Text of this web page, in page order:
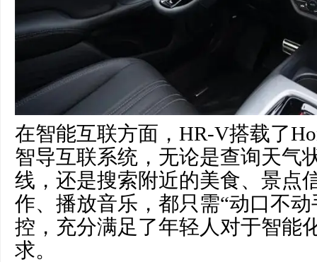
在智能互联方面，HR-V搭载了
智导互联系统，无论是查询天气
线，还是搜索附近的美食、景点
作、播放音乐，都只需“动口不
控，充分满足了年轻人对于智能
求。